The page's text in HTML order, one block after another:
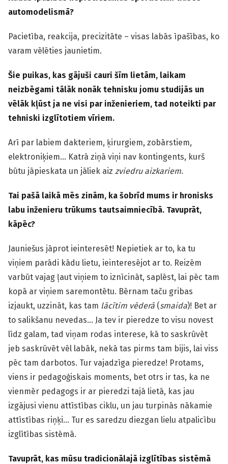
automodelismā?
Pacietība, reakcija, precizitāte – visas labās īpašības, ko
varam vēlēties jaunietim.
Šie puikas, kas gājuši cauri šīm lietām, laikam
neizbēgami tālāk nonāk tehnisku jomu studijās un
vēlāk kļūst ja ne visi par inženieriem, tad noteikti par
tehniski izglītotiem vīriem.
Arī par labiem dakteriem, ķirurgiem, zobārstiem,
elektroniķiem… Katrā ziņā viņi nav kontingents, kurš
būtu jāpieskata un jāliek aiz zviedru aizkariem.
Tai pašā laikā mēs zinām, ka šobrīd mums ir hronisks
labu inženieru trūkums tautsaimniecībā. Tavuprāt,
kāpēc?
Jauniešus jāprot ieinteresēt! Nepietiek ar to, ka tu
viņiem parādi kādu lietu, ieinteresējot ar to. Reizēm
varbūt vajag ļaut viņiem to iznīcināt, saplēst, lai pēc tam
kopā ar viņiem saremontētu. Bērnam taču gribas
izjaukt, uzzināt, kas tam lācītim vēderā(smaida)! Bet ar
to salikšanu nevedas… Ja tev ir pieredze to visu novest
līdz galam, tad viņam rodas interese, kā to saskrūvēt
jeb saskrūvēt vēl labāk, nekā tas pirms tam bijis, lai viss
pēc tam darbotos. Tur vajadzīga pieredze! Protams,
viens ir pedagoģiskais moments, bet otrs ir tas, ka ne
vienmēr pedagogs ir ar pieredzi tajā lietā, kas jau
izgājusi vienu attīstības ciklu, un jau turpinās nākamie
attīstības riņķi… Tur es saredzu diezgan lielu atpalicību
izglītības sistēmā.
Tavuprāt, kas mūsu tradicionālajā izglītības sistēmā